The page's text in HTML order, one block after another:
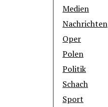
Medien
Nachrichten
Oper
Polen
Politik
Schach
Sport